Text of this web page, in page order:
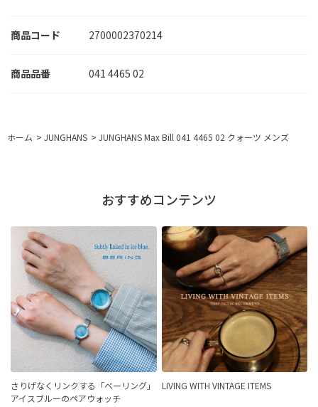
商品コード 2700002370214
041 4465 02
ホーム > JUNGHANS > JUNGHANS Max Bill 041 4465 02 クォーツ メンズ
おすすめコンテンツ
さりげなくリンクする「ベーリング」
アイスブルーのペアウォッチ
LIVING WITH VINTAGE ITEMS